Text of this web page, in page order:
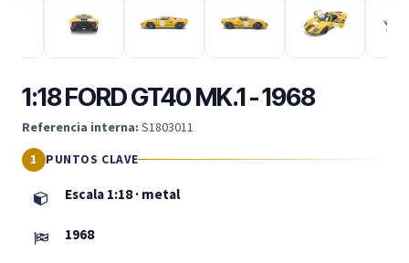
1:18 FORD GT40 MK.1 - 1968
Referencia interna: S1803011
PUNTOS CLAVE
Escala 1:18 · metal
1968